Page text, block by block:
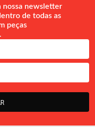
nossa newsletter
de todas as
peças